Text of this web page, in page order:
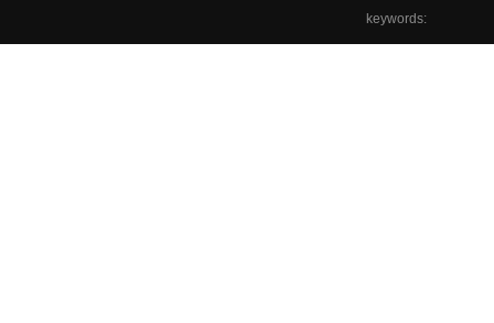
keywords: